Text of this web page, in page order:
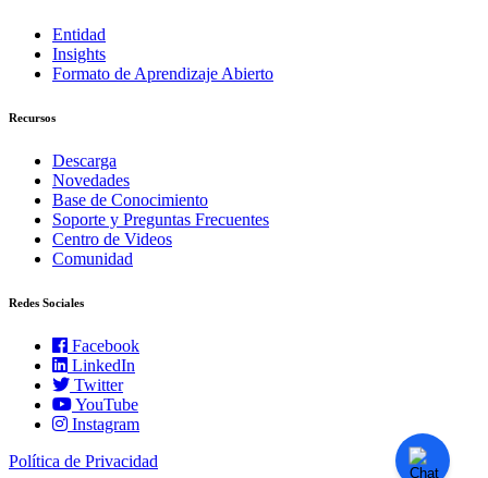
Entidad
Insights
Formato de Aprendizaje Abierto
Recursos
Descarga
Novedades
Base de Conocimiento
Soporte y Preguntas Frecuentes
Centro de Videos
Comunidad
Redes Sociales
Facebook
LinkedIn
Twitter
YouTube
Instagram
Política de Privacidad